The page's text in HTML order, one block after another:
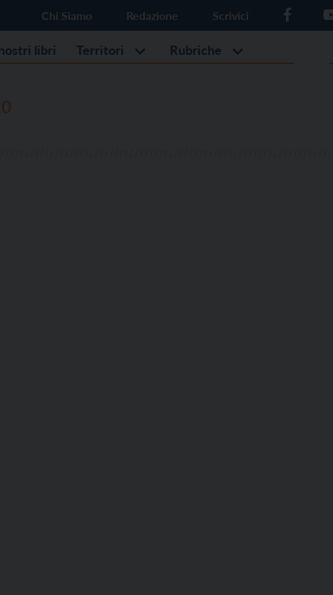
Chi Siamo Redazione Scrivici
libri Territori Rubriche